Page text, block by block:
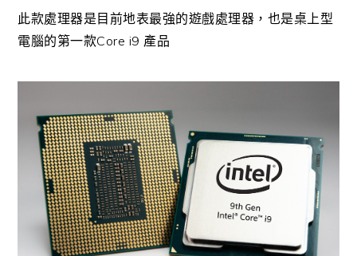
此款處理器是目前地表最強的遊戲處理器，也是桌上型
電腦的第一款Core i9 產品